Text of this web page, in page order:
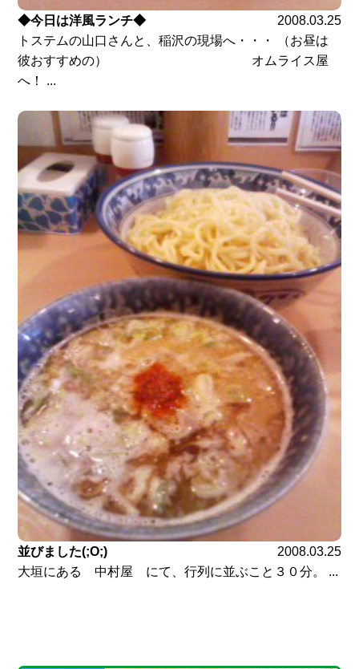
◆今日は洋風ランチ◆
2008.03.25
トステムの山口さんと、稲沢の現場へ・・・ （お昼は
彼おすすめの） オムライス屋
へ！ ...
並びました(;O;)
2008.03.25
大垣にある 中村屋 にて、行列に並ぶこと３０分。 ...